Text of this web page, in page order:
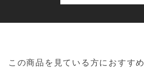
この商品を見ている方におすすめ